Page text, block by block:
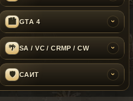
🏙 GTA 4 ›
🌴 SA / VC / CRMP / CW ›
🛡 САЙТ ›